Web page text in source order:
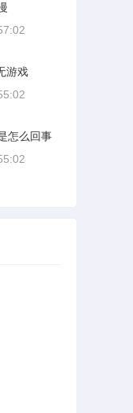
游戏
怎么回事